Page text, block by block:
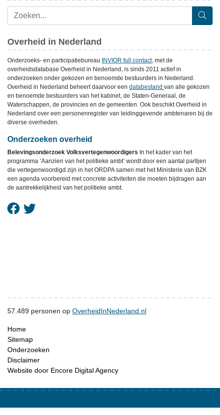
Overheid in Nederland
Onderzoeks- en participatiebureau INVIOR full contact, met de
overheidsdatabase Overheid in Nederland, is sinds 2011 actief in
onderzoeken onder gekozen en benoemde bestuurders in Nederland.
Overheid in Nederland beheert daarvoor een databestand van alle gekozen
en benoemde bestuurders van het kabinet, de Staten-Generaal, de
Waterschappen, de provincies en de gemeenten. Ook beschikt Overheid in
Nederland over een personenregister van leidinggevende ambtenaren bij de
diverse overheden.
Onderzoeken overheid
Belevingsonderzoek Volksvertegenwoordigers In het kader van het
programma ‘Aanzien van het politieke ambt’ wordt door een aantal partijen
die vertegenwoordigd zijn in het ORDPA samen met het Ministerie van BZK
een agenda voorbereid met concrete activiteiten die moeten bijdragen aan
de aantrekkelijkheid van het politieke ambt.
57.489 personen op OverheidInNederland.nl
Home
Sitemap
Onderzoeken
Disclaimer
Website door Encore Digital Agency